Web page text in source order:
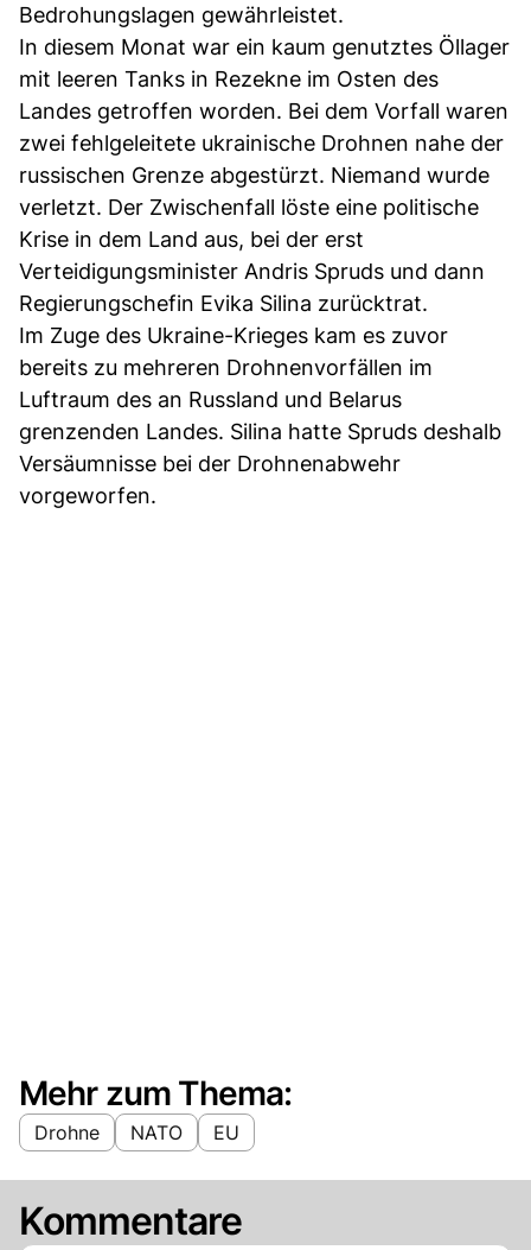
Bedrohungslagen gewährleistet.
In diesem Monat war ein kaum genutztes Öllager
mit leeren Tanks in Rezekne im Osten des
Landes getroffen worden. Bei dem Vorfall waren
zwei fehlgeleitete ukrainische Drohnen nahe der
russischen Grenze abgestürzt. Niemand wurde
verletzt. Der Zwischenfall löste eine politische
Krise in dem Land aus, bei der erst
Verteidigungsminister Andris Spruds und dann
Regierungschefin Evika Silina zurücktrat.
Im Zuge des Ukraine-Krieges kam es zuvor
bereits zu mehreren Drohnenvorfällen im
Luftraum des an Russland und Belarus
grenzenden Landes. Silina hatte Spruds deshalb
Versäumnisse bei der Drohnenabwehr
vorgeworfen.
Mehr zum Thema:
Drohne NATO EU
Kommentare